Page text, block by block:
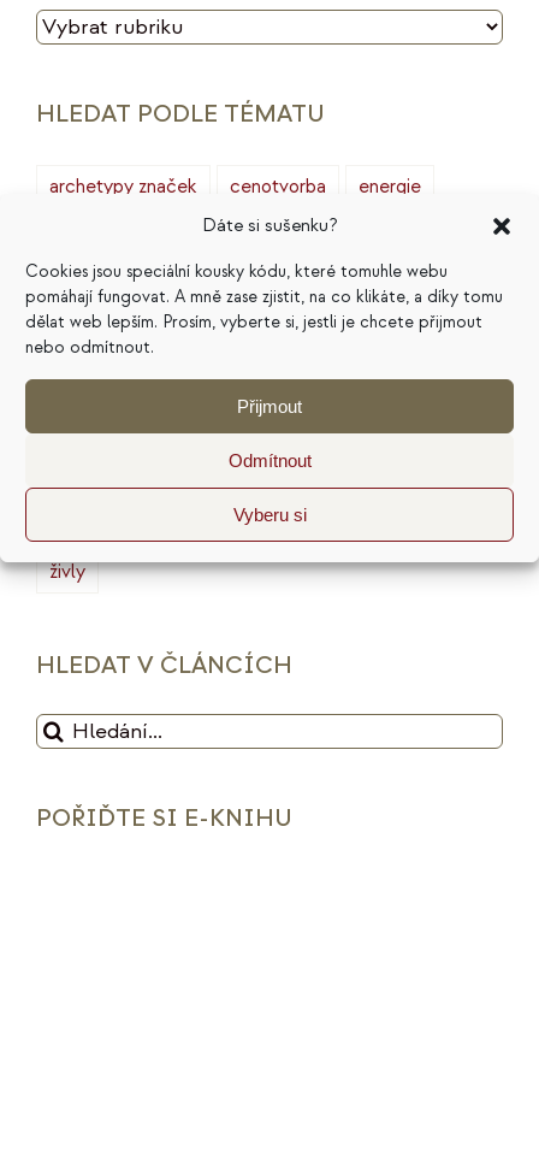
Dáte si sušenku?
Cookies jsou speciální kousky kódu, které tomuhle webu
pomáhají fungovat. A mně zase zjistit, na co klikáte, a díky tomu
dělat web lepším. Prosím, vyberte si, jestli je chcete přijmout
nebo odmítnout.
Přijmout
Odmítnout
Vyberu si
CO
HLEDAT PODLE TÉMATU
archetypy značek cenotvorba
energie
ideální zákazník
intuice
konkurence legacy
magie
marketing
masterminding
mindset
minimalismus
plán podnikání
prodej
strategie
web
živly
HLEDAT V ČLÁNCÍCH
Hledat:
POŘIĎTE SI E-KNIHU